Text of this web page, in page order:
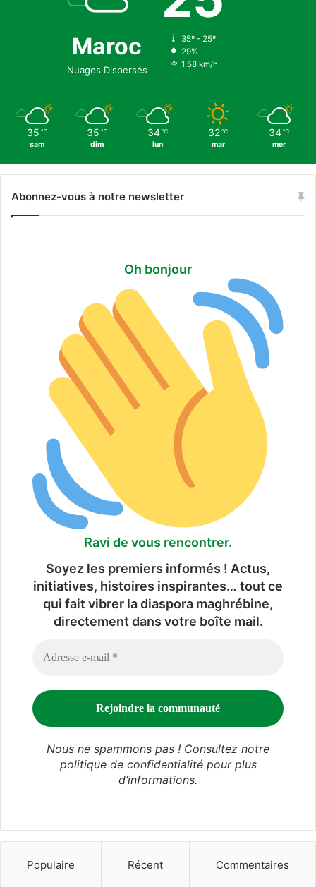
Maroc
Nuages Dispersés
35º - 25º
29%
1.58 km/h
35 ℃
sam
35 ℃
dim
34 ℃
lun
32 ℃
mar
34 ℃
mer
Abonnez-vous à notre newsletter
Oh bonjour
Ravi de vous rencontrer.
Soyez les premiers informés ! Actus,
initiatives, histoires inspirantes… tout ce
qui fait vibrer la diaspora maghrébine,
directement dans votre boîte mail.
Nous ne spammons pas ! Consultez notre
politique de confidentialitépour plus
d’informations.
Populaire Récent Commentaires